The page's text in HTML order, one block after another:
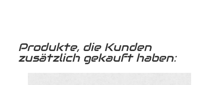
Produkte, die Kunden
zusätzlich gekauft haben: